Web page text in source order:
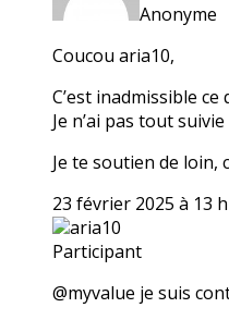
Anonyme
Coucou aria10,
C’est inadmissible ce
Je n’ai pas tout
Je te soutien de loin,
23 février 2025 à 13
aria10
Participant
@myvalue je suis